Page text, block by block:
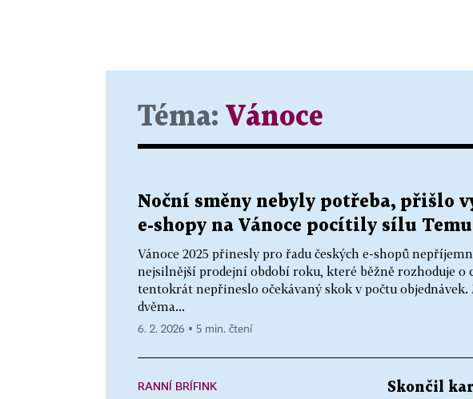
Téma: Vánoce
Noční směny nebyly potřeba, přišlo
e-shopy na Vánoce pocítily sílu
Vánoce 2025 přinesly pro řadu českých e-shopů
nejsilnější prodejní období roku, které běžně rozhoduje o
tentokrát nepřineslo očekávaný skok v počtu
dvěma...
6. 2. 2026 ▪ 5 min. čtení
RANNÍ BRÍFINK
Skončil